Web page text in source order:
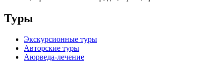
Туры
Экскурсионные туры
Авторские туры
Аюрведа-лечение